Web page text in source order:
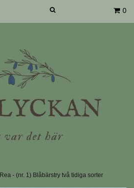
0
Rea - (nr. 1) Blåbärstry två tidiga sorter